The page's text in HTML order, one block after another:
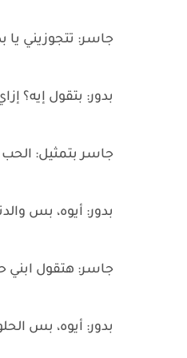
جاسر: تتجوزيني يا
بدور: بتقول إيه؟
جاسر بتمثيل:
بدور: أيوه، بس
جاسر: هتقول ابني
بدور: أيوه، بس